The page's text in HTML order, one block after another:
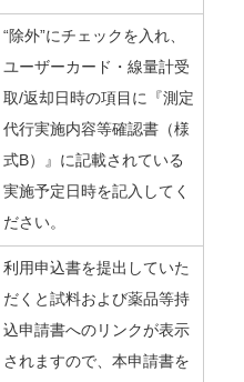
“除外”にチェックを入れ、
ユーザーカード・線量計受
取/返却日時の項目に『測定
代行実施内容等確認書（様
式B）』に記載されている
実施予定日時を記入してく
ださい。
利用申込書を提出していた
だくと試料および薬品等持
込申請書へのリンクが表示
されますので、本申請書を